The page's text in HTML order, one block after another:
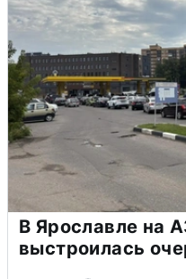
В Ярославле на
выстроилась